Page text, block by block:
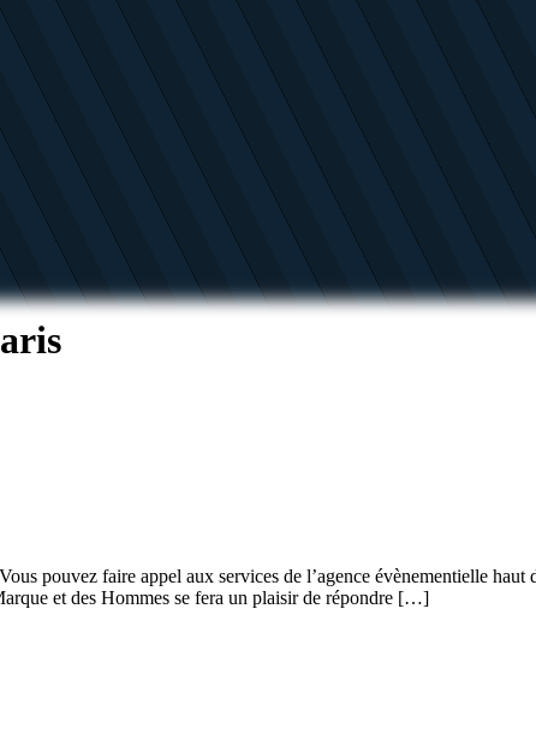
pouvez faire appel aux services de l’agence évènementielle
et des Hommes se fera un plaisir de répondre […]